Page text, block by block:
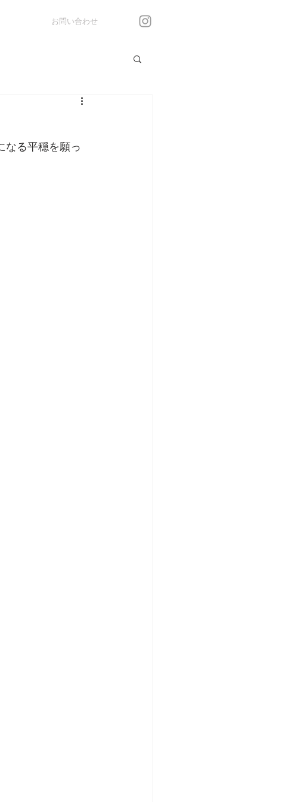
お問い合わせ
なる平穏を願っ